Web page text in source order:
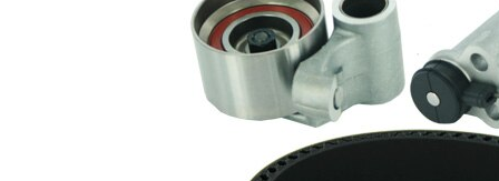
Tandantal
211
svart
Kompletteringsartikel/tilläggsinfo
med
spänndämpare,
spännrulle
med rundad